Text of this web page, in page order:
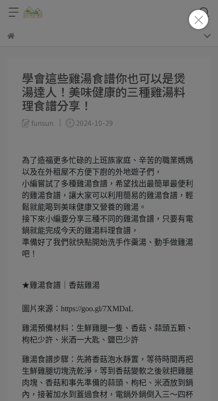
學會這些雞湯食譜你也可以是煲
湯達人！美味健康的三種雞湯料
理食譜分享！
funsun 2024-10-29
為了造福更多忙碌的上班族家庭、辛苦的職業媽媽
以及在外租屋不方便下廚的外地遊子們，
小編嘗試了多種雞湯食譜，希望找出最簡單最便利
的雞湯食譜，讓大家可以利用簡易的雞湯食譜，輕
鬆就能喝到美味健康又營養的雞湯。
接下來小編要分享三種不同的雞湯食譜，只要有電
鍋就能完成今天的雞湯料理食譜，
準備好了我們就快點開始洗手作羹湯、動手做雞湯
吧！
★雞湯食譜｜香菇雞湯
圖片來源：https://goo.gl/7XMDaL
雞湯預備材料：生鮮雞腿一隻、香菇、蒜頭五顆、
枸杞少許、米酒一大匙、鹽巴少許
雞湯食譜步驟：先將香菇泡水靜置，等待時間再把
生鮮雞腿切塊洗乾淨，等到香菇變軟之後就把雞腿
肉塊、香菇和事先準備的蒜頭、枸杞、米酒放到鍋
內，接著加水到蓋過食材，電鍋外鍋倒入三～四杯